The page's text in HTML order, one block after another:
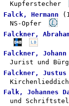
Kupferstecher
Falck, Hermann
NS-Opfer
Falckner,
Falckner,
Jurist und
Falckner, Justus
Falk, Johannes
und